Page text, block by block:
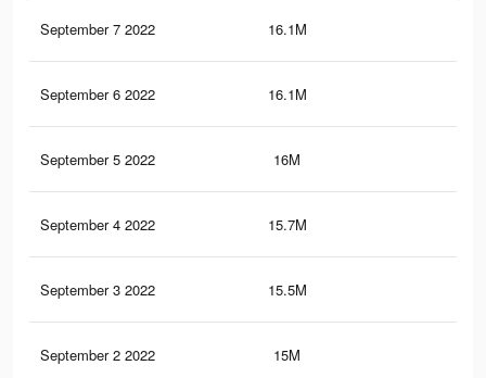
September 7 2022 16.1M
September 6 2022 16.1M
September 5 2022 16M
September 4 2022 15.7M
September 3 2022 15.5M
September 2 2022 15M